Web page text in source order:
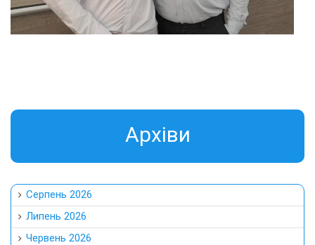
Aрхіви
Серпень 2026
Липень 2026
Червень 2026